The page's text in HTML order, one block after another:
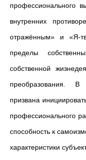
профессионального
внутренних
отражённым» и «Я-
пределы
собственной
преобразования. В
призвана
профессионального
способность к
характеристики